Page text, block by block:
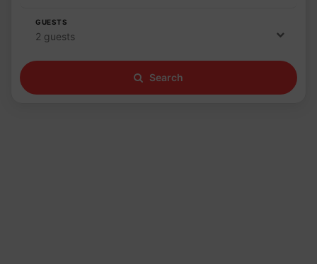
GUESTS
2 guests
Search